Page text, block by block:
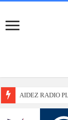
AIDEZ RADIO